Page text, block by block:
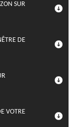
SUR
DE
VOTRE